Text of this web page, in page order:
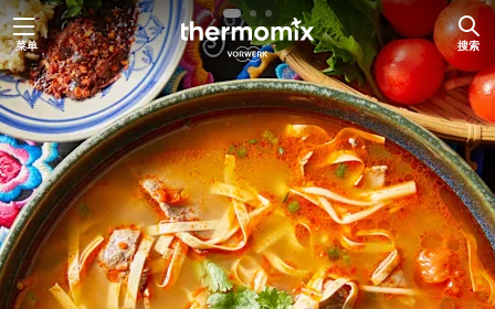
跳
至
内
容
菜单 搜索